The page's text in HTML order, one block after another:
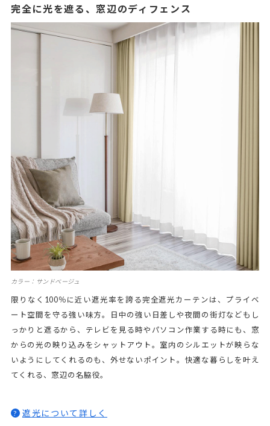
完全に光を遮る、窓辺のディフェンス
カラー：サンドベージュ
限りなく100％に近い遮光率を誇る完全遮光カーテンは、プライベ
ート空間を守る強い味方。日中の強い日差しや夜間の街灯などもし
っかりと遮るから、テレビを見る時やパソコン作業する時にも、窓
からの光の映り込みをシャットアウト。室内のシルエットが映らな
いようにしてくれるのも、外せないポイント。快適な暮らしを叶え
てくれる、窓辺の名脇役。
? 遮光について詳しく